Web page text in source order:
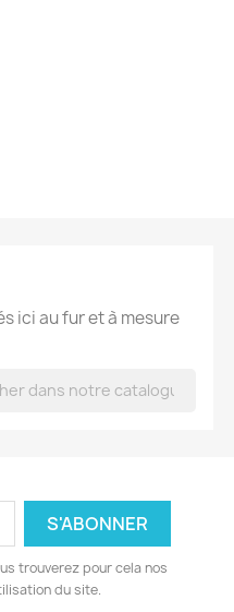
ici au fur et à mesure
trouverez pour cela nos
du site.